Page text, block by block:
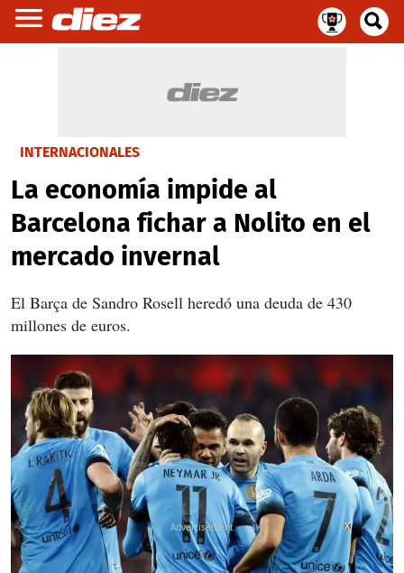
INTERNACIONALES
La economía impide al
Barcelona fichar a Nolito en el
mercado invernal
El Barça de Sandro Rosell heredó una deuda de 430
millones de euros.
X